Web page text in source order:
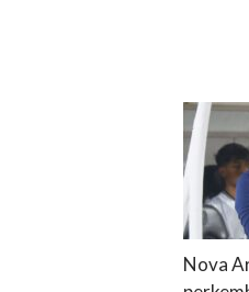
Nova